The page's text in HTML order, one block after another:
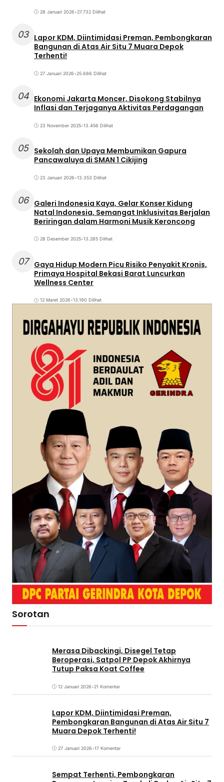
28 Januari 2026•27.732 Dilihat
03 Lapor KDM, Diintimidasi Preman, Pembongkaran
Bangunan di Atas Air Situ 7 Muara Depok
Terhenti!
27 Januari 2026•25.686 Dilihat
04 Ekonomi Jakarta Moncer, Disokong Stabilnya
Inflasi dan Terjaganya Aktivitas Perdagangan
23 November 2025•13.456 Dilihat
05 Sekolah dan Upaya Membumikan Gapura
Pancawaluya di SMAN 1 Cikijing
23 Januari 2026•13.353 Dilihat
06 Galeri Indonesia Kaya, Gelar Konser Kidung
Natal Indonesia, Semangat Inklusivitas Berjalan
Beriringan dalam Harmoni Musik Keroncong
28 Desember 2025•13.285 Dilihat
07
Gaya Hidup Modern Picu Risiko Penyakit Kronis,
Primaya Hospital Bekasi Barat Luncurkan
Wellness Center
12 Maret 2026•13.190 Dilihat
Sorotan
Merasa Dibackingi, Disegel Tetap
Beroperasi, Satpol PP Depok Akhirnya
Tutup Paksa Koat Coffee
12 Januari 2026•21 Komentar
Lapor KDM, Diintimidasi Preman,
Pembongkaran Bangunan di Atas Air Situ 7
Muara Depok Terhenti!
27 Januari 2026•17 Komentar
Sempat Terhenti, Pembongkaran